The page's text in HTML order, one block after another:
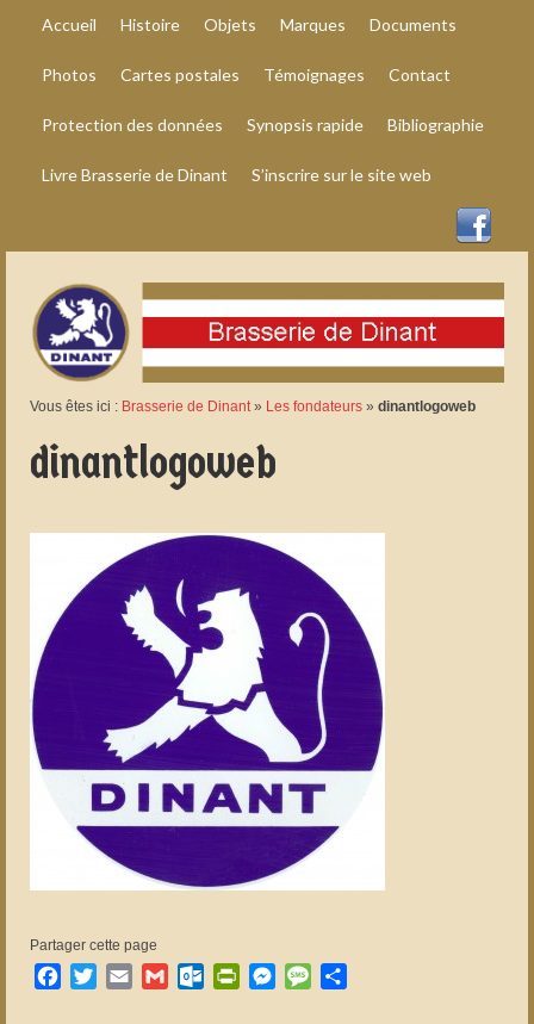
Accueil Histoire Objets Marques Documents
Photos Cartes postales Témoignages Contact
Protection des données Synopsis rapide Bibliographie
Livre Brasserie de Dinant S’inscrire sur le site web
Vous êtes ici : Brasserie de Dinant» Les fondateurs » dinantlogoweb
dinantlogoweb
Partager cette page
Facebook
TwitterEmail GmailOutlook.com
PrintFriendly
Messenger
Message